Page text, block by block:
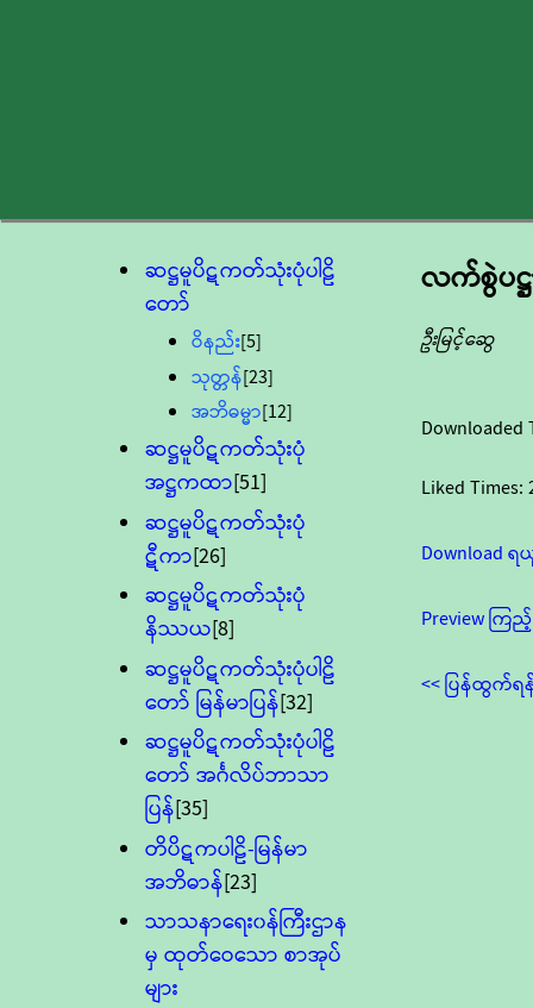
ဆဋ္ဌမူပိဋကတ်သုံးပုံပါဠိ
တော်
ဝိနည်း[5]
သုတ္တန်[23]
အဘိဓမ္မာ[12]
ဆဋ္ဌမူပိဋကတ်သုံးပုံ
အဋ္ဌကထာ[51]
ဆဋ္ဌမူပိဋကတ်သုံးပုံ
ဋီကာ[26]
ဆဋ္ဌမူပိဋကတ်သုံးပုံ
နိဿယ[8]
ဆဋ္ဌမူပိဋကတ်သုံးပုံပါဠိ
တော် မြန်မာပြန်[32]
ဆဋ္ဌမူပိဋကတ်သုံးပုံပါဠိ
တော် အင်္ဂလိပ်ဘာသာ
ပြန်[35]
တိပိဋကပါဠိ-မြန်မာ
အဘိဓာန်[23]
သာသနာရေး၀န်ကြီးဌာန
မှ ထုတ်ဝေသော စာအုပ်
များ
လက်စွဲပဋ္ဌ
ဦးမြင့်ဆွေ
Downloaded
Liked Times:
Download
Preview ကြ
<< ပြန်ထွက်ရ